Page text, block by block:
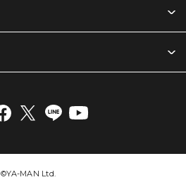
©︎YA-MAN Ltd.